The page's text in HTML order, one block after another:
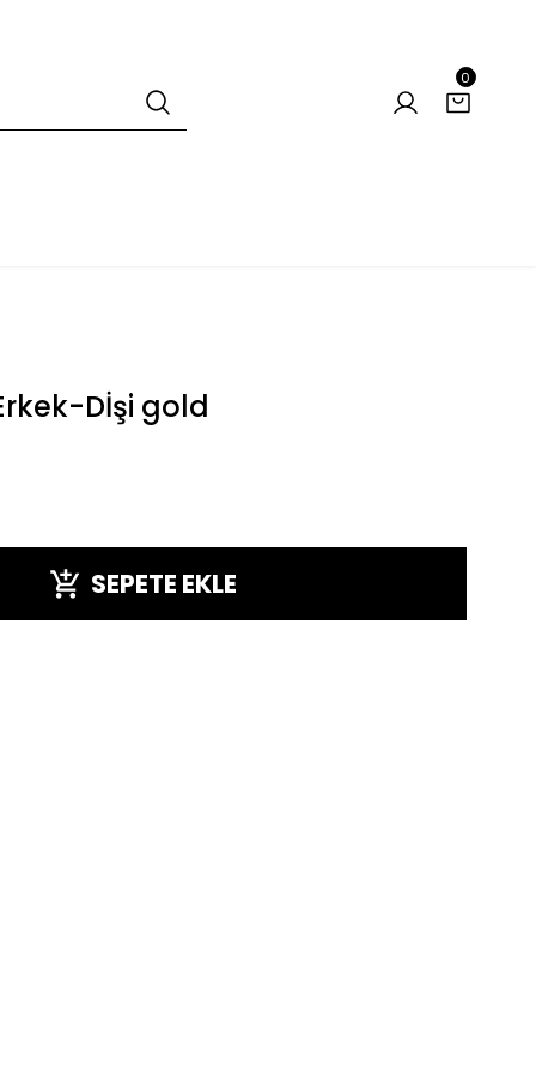
0
Dİşi gold
SEPETE EKLE